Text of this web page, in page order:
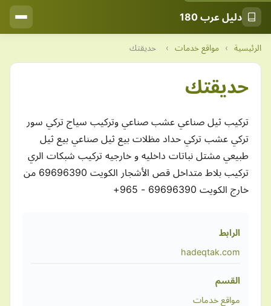
دليل عرب 180
الرئيسية › مواقع خدمات › حديقتك
حديقتك
تركيب ثيل صناعي عشب صناعي وتركيب سياج تركي سور
تركي عشب تركي حداد مظلات بيع ثيل صناعي بيع ثيل
طبيعي مشتل نباتات داخليه و خارجيه تركيب شبكات الري
تركيب بلاط متداخل قص الأشجار الكويت ‎69696390 من
خارج الكويت 69696390 - 965+
الرابط
hadeqtak.com
القسم
مواقع خدمات